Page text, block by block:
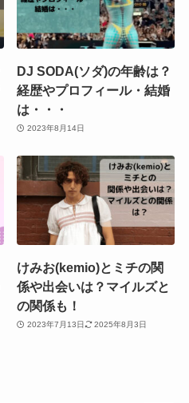
DJ SODA(ソダ)の年齢は？
経歴やプロフィール・結婚
は・・・
2023年8月14日
けみお(kemio)とミチの関
係や出会いは？マイルズと
の関係も！
2023年7月13日 2025年8月3日